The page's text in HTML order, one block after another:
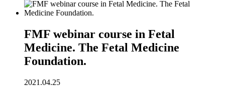
FMF webinar course in Fetal
Medicine. The Fetal Medicine
Foundation.
2021.04.25